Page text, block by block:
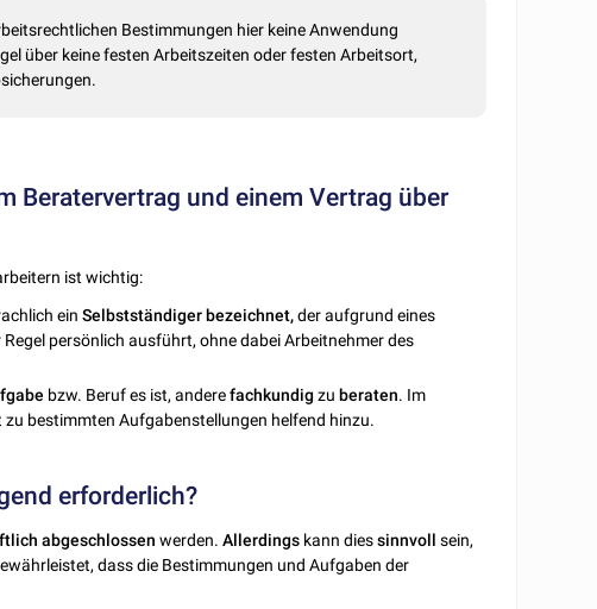
Bestimmungen hier keine Anwendung
über keine festen Arbeitszeiten oder festen Arbeitsort,
Beratervertrag und einem Vertrag über
ist wichtig:
einSelbstständiger bezeichnet,der aufgrund eines
persönlich ausführt, ohne dabei Arbeitnehmer des
bzw. Beruf es ist, anderefachkundig zu beraten. Im
bestimmten Aufgabenstellungen helfend hinzu.
erforderlich?
abgeschlossen werden.Allerdings kann diessinnvoll sein,
dass die Bestimmungen und Aufgaben der